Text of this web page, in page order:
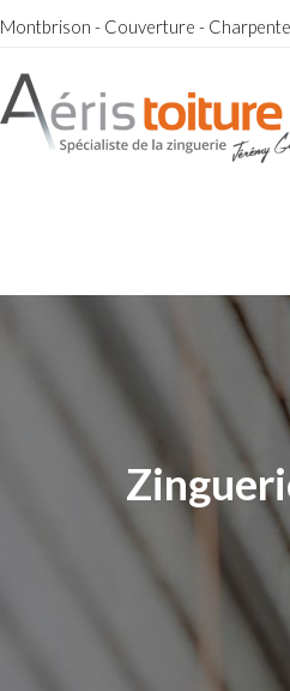
Montbrison - Couverture -